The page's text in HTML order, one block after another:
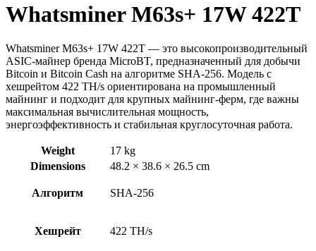
Whatsminer M63s+ 17W 422T
Whatsminer M63s+ 17W 422T — это высокопроизводительный
ASIC-майнер бренда MicroBT, предназначенный для добычи
Bitcoin и Bitcoin Cash на алгоритме SHA-256. Модель с
хешрейтом 422 TH/s ориентирована на промышленный
майнинг и подходит для крупных майнинг-ферм, где важны
максимальная вычислительная мощность,
энергоэффективность и стабильная круглосуточная работа.
Weight
17 kg
Dimensions
48.2 × 38.6 × 26.5 cm
Алгоритм SHA-256
Хешрейт 422 TH/s